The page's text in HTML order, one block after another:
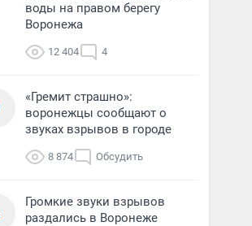
воды на правом берегу
Воронежа
12 404 4
«Гремит страшно»:
воронежцы сообщают о
звуках взрывов в городе
8 874 Обсудить
Громкие звуки взрывов
раздались в Воронеже